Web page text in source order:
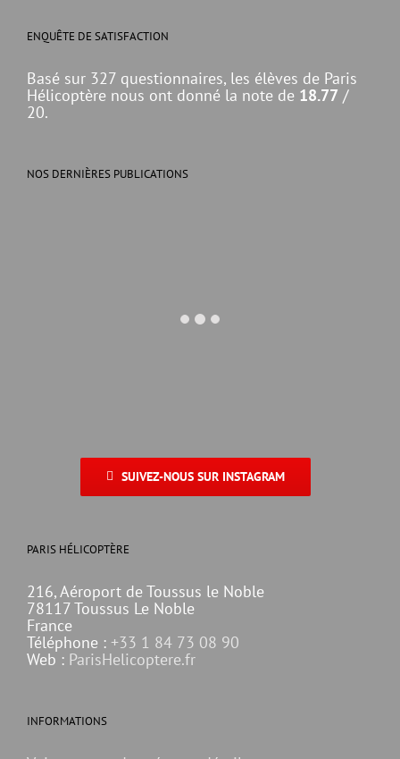
ENQUÊTE DE SATISFACTION
Basé sur 327 questionnaires, les élèves de Paris
Hélicoptère nous ont donné la note de 18.77 /
20.
NOS DERNIÈRES PUBLICATIONS
SUIVEZ-NOUS SUR INSTAGRAM
PARIS HÉLICOPTÈRE
216, Aéroport de Toussus le Noble
78117 Toussus Le Noble
France
Téléphone : +33 1 84 73 08 90
Web : ParisHelicoptere.fr
INFORMATIONS